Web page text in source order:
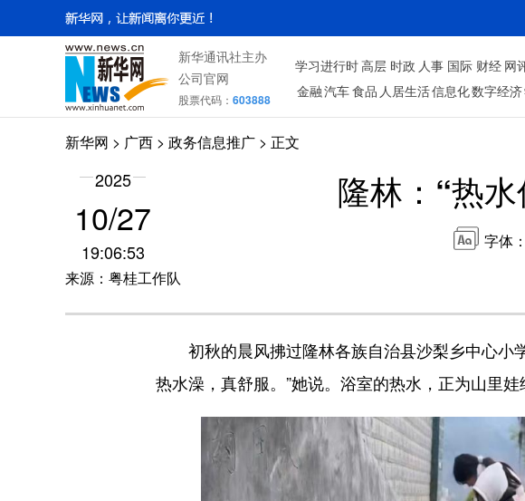
新华通讯社主办
公司官网
股票代码： 603888
学习进行时高层 时政 人事 国际 财经 网
金融汽车食品 人居生活信息化数字经济
新华网 > 广西 > 政务信息推广 > 正文
2025
10/27
19:06:53
来源：粤桂工作队
隆林：“热
字体：
初秋的晨风拂过隆林各族自治县沙梨乡中心小
热水澡，真舒服。”她说。浴室的热水，正为山里娃